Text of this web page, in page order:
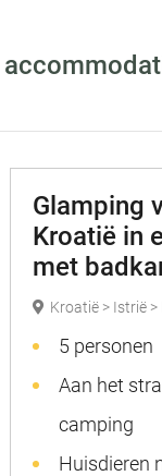
Glamping
Kroatië in
met
Kroatië > Istrië >
5 personen
Aan het
camping
Huisdieren